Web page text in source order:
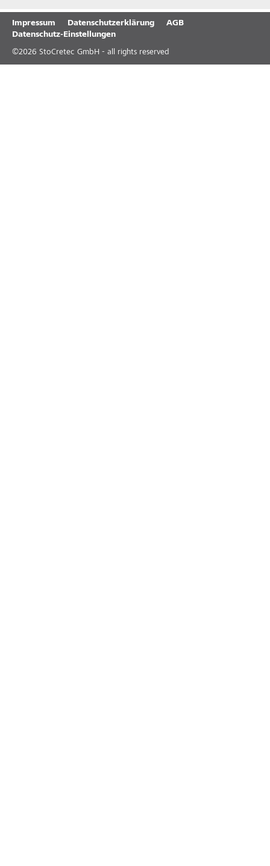
Impressum Datenschutzerklärung
AGB
Datenschutz-Einstellungen
©2026 StoCretec GmbH - all rights reserved